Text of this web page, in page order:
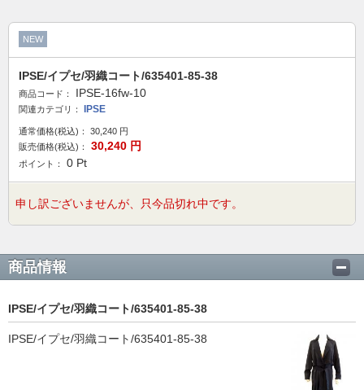
NEW
IPSE/イプセ/羽織コート/635401-85-38
商品コード： IPSE-16fw-10
関連カテゴリ： IPSE
通常価格(税込)： 30,240 円
販売価格(税込)：
30,240 円
ポイント： 0 Pt
申し訳ございませんが、只今品切れ中です。
商品情報
IPSE/イプセ/羽織コート/635401-85-38
IPSE/イプセ/羽織コート/635401-85-38